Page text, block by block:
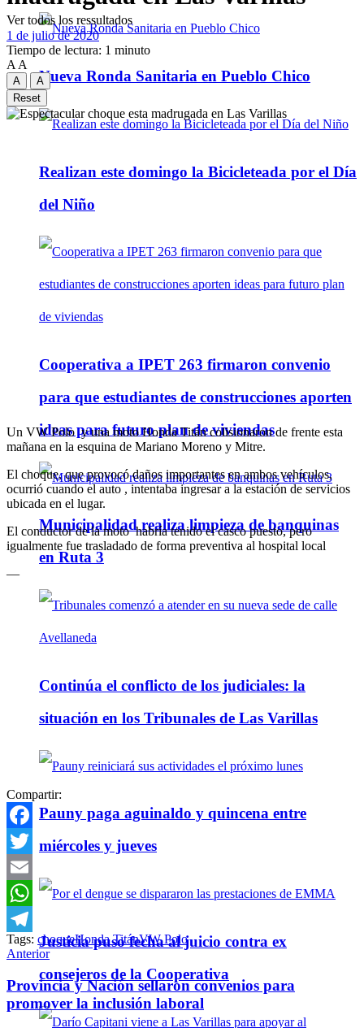
Nueva Ronda Sanitaria en Pueblo Chico
Realizan este domingo la Bicicleteada por el Día
del Niño
Cooperativa a IPET 263 firmaron convenio
para que estudiantes de construcciones aporten
ideas para futuro plan de viviendas
Municipalidad realiza limpieza de banquinas
en Ruta 3
Continúa el conflicto de los judiciales: la
situación en los Tribunales de Las Varillas
Pauny paga aguinaldo y quincena entre
miércoles y jueves
Justicia puso fecha al juicio contra ex
consejeros de la Cooperativa
Ver todos los ressultados
1 de julio de 2020
Tiempo de lectura: 1 minuto
A A
A
A
Reset
Un VW Polo y una moto Honda Titán colisionaron de frente esta
mañana en la esquina de Mariano Moreno y Mitre.
El choque, que provocó daños importantes en ambos vehículos,
ocurrió cuando el auto , intentaba ingresar a la estación de servicios
ubicada en el lugar.
El conductor de la moto habría tenido el casco puesto, pero
igualmente fue trasladado de forma preventiva al hospital local
—
Compartir:
Facebook
Twitter
Email
WhatsApp
Telegram
Tags: choqueHonda TitánVW Polo
Anterior
Provincia y Nación sellaron convenios para
promover la inclusión laboral